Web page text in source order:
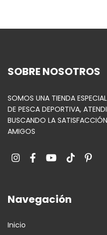
SOBRE NOSOTROS
SOMOS UNA TIENDA
DE PESCA DEPORTIVA,
BUSCANDO LA
AMIGOS
Navegación
Inicio